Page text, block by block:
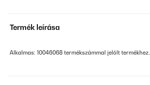
Termék leírása
Alkalmas: 10046068 termékszámmal jelölt termékhez.